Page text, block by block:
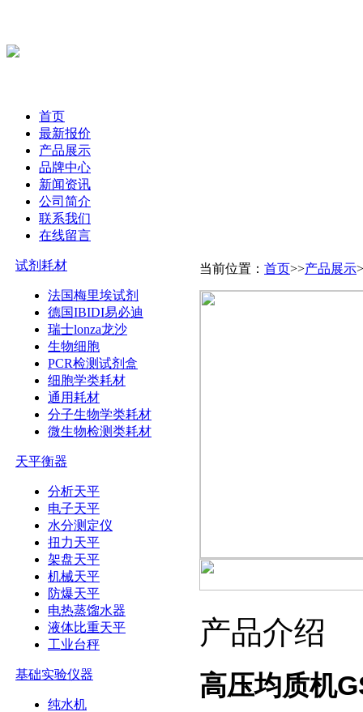
首页
最新报价
产品展示
品牌中心
新闻资讯
公司简介
联系我们
在线留言
试剂耗材
法国梅里埃试剂
德国IBIDI易必迪
瑞士lonza龙沙
生物细胞
PCR检测试剂盒
细胞学类耗材
通用耗材
分子生物学类耗材
微生物检测类耗材
天平衡器
分析天平
电子天平
水分测定仪
扭力天平
架盘天平
机械天平
防爆天平
电热蒸馏水器
液体比重天平
工业台秤
基础实验仪器
纯水机
当前位置： 首页>>产品展示
产品介绍
高压均质机